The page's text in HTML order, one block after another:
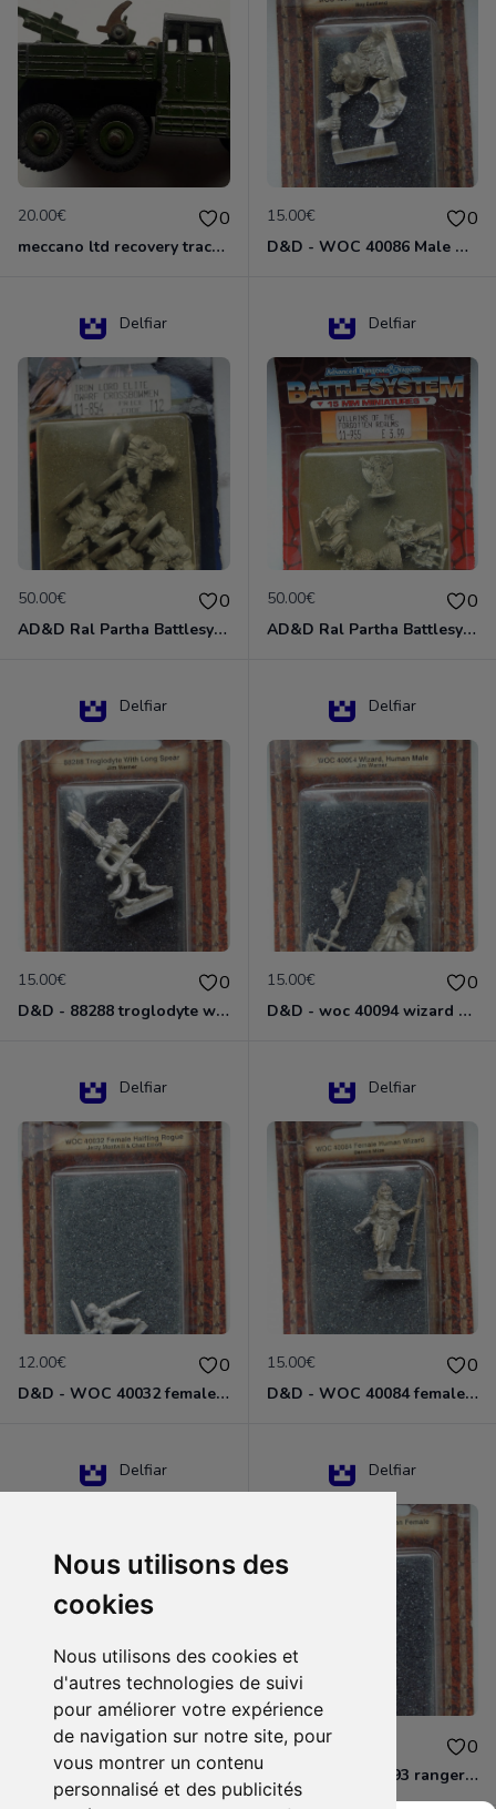
Nous utilisons des
cookies
Nous utilisons des cookies et
d'autres technologies de suivi
pour améliorer votre expérience
de navigation sur notre site, pour
vous montrer un contenu
personnalisé et des publicités
20.00€ 0
meccano ltd recovery tractor N°661
15.00€ 0
D&D - WOC 40086 Male Dwarven Cleric Miniature - Donjons Dragons
Delfiar
50.00€ 0
AD&D Ral Partha Battlesystem Miniatures Pack Iron Lord Dwarf Crossbowmen 11-854
Delfiar
50.00€ 0
AD&D Ral Partha Battlesystem Villains/Forgotten Realms 11-955 Miniatures
Delfiar
15.00€ 0
D&D - 88288 troglodyte with long Miniature - Donjons Dragons
Delfiar
15.00€ 0
D&D - woc 40094 wizard human male Miniature - Donjons Dragons
Delfiar
12.00€ 0
D&D - WOC 40032 female halfling rogue Miniature - Donjons Dragons
Delfiar
15.00€ 0
D&D - WOC 40084 female human wizard Miniature - Donjons Dragons
Delfiar
15.00€ 0
D&D - 88286 paladin human male Miniature - Donjons Dragons
Delfiar
12.00€ 0
D&D - WOC 40093 ranger human female Miniature - Donjons Dragons